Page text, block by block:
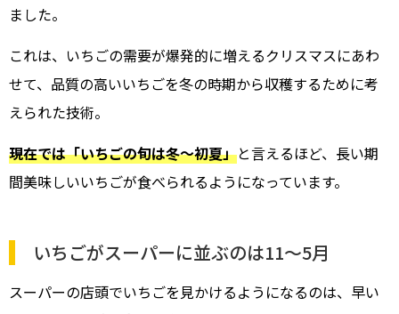
ました。
これは、いちごの需要が爆発的に増えるクリスマスにあわ
せて、品質の高いいちごを冬の時期から収穫するために考
えられた技術。
現在では「いちごの旬は冬～初夏」と言えるほど、長い期
間美味しいいちごが食べられるようになっています。
いちごがスーパーに並ぶのは11～5月
スーパーの店頭でいちごを見かけるようになるのは、早い